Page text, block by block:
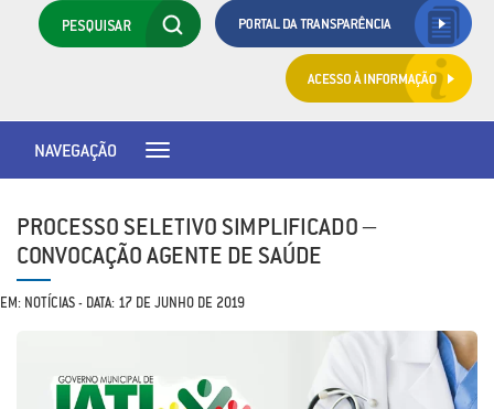
Toggle
NAVEGAÇÃO
PROCESSO SELETIVO SIMPLIFICADO –
CONVOCAÇÃO AGENTE DE SAÚDE
EM: NOTÍCIAS - DATA: 17 DE JUNHO DE 2019